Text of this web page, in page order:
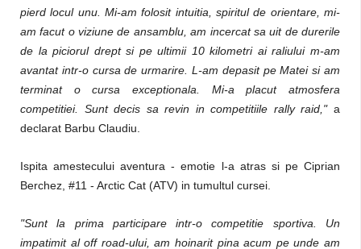
pierd locul unu. Mi-am folosit intuitia, spiritul de orientare, mi-
am facut o viziune de ansamblu, am incercat sa uit de durerile
de la piciorul drept si pe ultimii 10 kilometri ai raliului m-am
avantat intr-o cursa de urmarire. L-am depasit pe Matei si am
terminat o cursa exceptionala. Mi-a placut atmosfera
competitiei. Sunt decis sa revin in competitiile rally raid,"a
declarat Barbu Claudiu.
Ispita amestecului aventura - emotie l-a atras si pe Ciprian
Berchez, #11 - Arctic Cat (ATV) in tumultul cursei.
"Sunt la prima participare intr-o competitie sportiva. Un
impatimit al off road-ului, am hoinarit pina acum pe unde am